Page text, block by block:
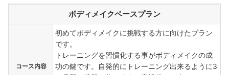
ボディメイクベースプラン
コース内容
初めてボディメイクに挑戦する方に向けたプラン
です。
トレーニングを習慣化する事がボディメイクの成
功の鍵です。自発的にトレーニング出来るように3